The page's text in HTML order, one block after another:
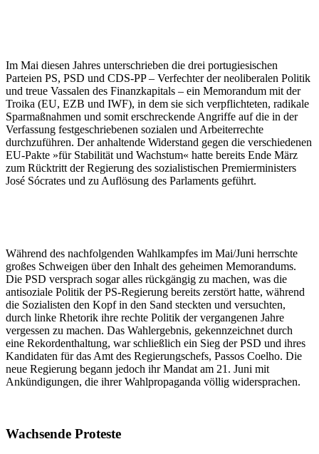
Im Mai diesen Jahres unterschrieben die drei portugiesischen
Parteien PS, PSD und CDS-PP – Verfechter der neoliberalen Politik
und treue Vassalen des Finanzkapitals – ein Memorandum mit der
Troika (EU, EZB und IWF), in dem sie sich verpflichteten, radikale
Sparmaßnahmen und somit erschreckende Angriffe auf die in der
Verfassung festgeschriebenen sozialen und Arbeiterrechte
durchzuführen. Der anhaltende Widerstand gegen die verschiedenen
EU-Pakte »für Stabilität und Wachstum« hatte bereits Ende März
zum Rücktritt der Regierung des sozialistischen Premierministers
José Sócrates und zu Auflösung des Parlaments geführt.
Während des nachfolgenden Wahlkampfes im Mai/Juni herrschte
großes Schweigen über den Inhalt des geheimen Memorandums.
Die PSD versprach sogar alles rückgängig zu machen, was die
antisoziale Politik der PS-Regierung bereits zerstört hatte, während
die Sozialisten den Kopf in den Sand steckten und versuchten,
durch linke Rhetorik ihre rechte Politik der vergangenen Jahre
vergessen zu machen. Das Wahlergebnis, gekennzeichnet durch
eine Rekordenthaltung, war schließlich ein Sieg der PSD und ihres
Kandidaten für das Amt des Regierungschefs, Passos Coelho. Die
neue Regierung begann jedoch ihr Mandat am 21. Juni mit
Ankündigungen, die ihrer Wahlpropaganda völlig widersprachen.
Wachsende Proteste